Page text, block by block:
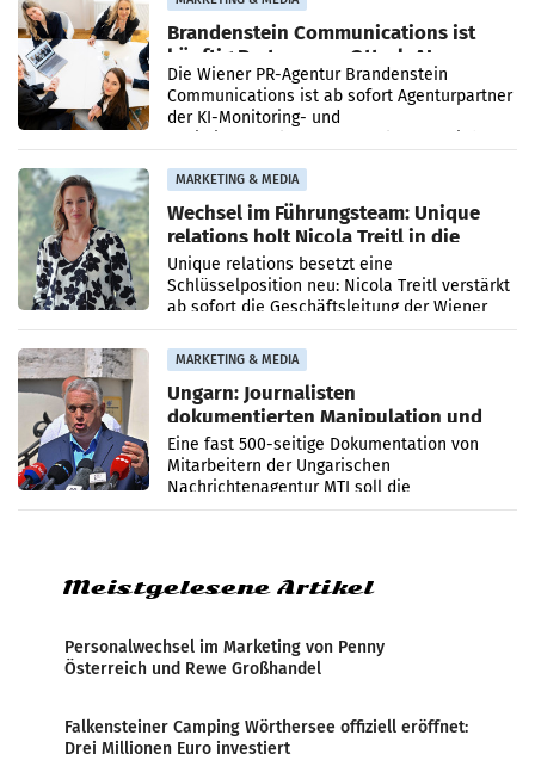
Brandenstein Communications ist
künftig Partner von OtterlyAI
Die Wiener PR-Agentur Brandenstein
Communications ist ab sofort Agenturpartner
der KI-Monitoring- und
MARKETING & MEDIA
Wechsel im Führungsteam: Unique
relations holt Nicola Treitl in die
Geschäftsleitung
Unique relations besetzt eine
Schlüsselposition neu: Nicola Treitl verstärkt
ab sofort die Geschäftsleitung der Wiener
PR-Agentur an der Seite von Josef Kalina und
Anna Kalina-Mahr.
MARKETING & MEDIA
Ungarn: Journalisten
dokumentierten Manipulation und
Zensur
Eine fast 500-seitige Dokumentation von
Mitarbeitern der Ungarischen
Nachrichtenagentur MTI soll die
systematische Nachrichten-Manipulation und
Meistgelesene Artikel
Personalwechsel im Marketing von Penny
Österreich und Rewe Großhandel
Falkensteiner Camping Wörthersee offiziell eröffnet:
Drei Millionen Euro investiert